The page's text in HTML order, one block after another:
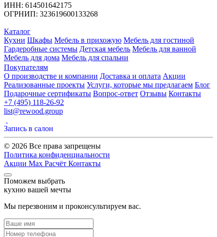
ИНН: 614501642175
ОГРНИП: 323619600133268
Каталог
Кухни Шкафы Мебель в прихожую Мебель для гостиной
Гардеробные системы Детская мебель Мебель для ванной
Мебель для дома Мебель для спальни
Покупателям
О производстве и компании Доставка и оплата Акции
Реализованные проекты Услуги, которые мы предлагаем Блог
Подарочные сертификаты Вопрос-ответ Отзывы Контакты
+7 (495) 118-26-92
list@rewood.group
Запись в салон
© 2026 Все права запрещены
Политика конфиденциальности
Акции Max Расчёт Контакты
Поможем выбрать
кухню вашей мечты
Мы перезвоним и проконсультируем вас.